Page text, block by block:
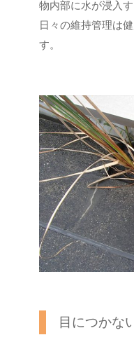
物内部に水が浸入
日々の維持管理は
す。
目につかな